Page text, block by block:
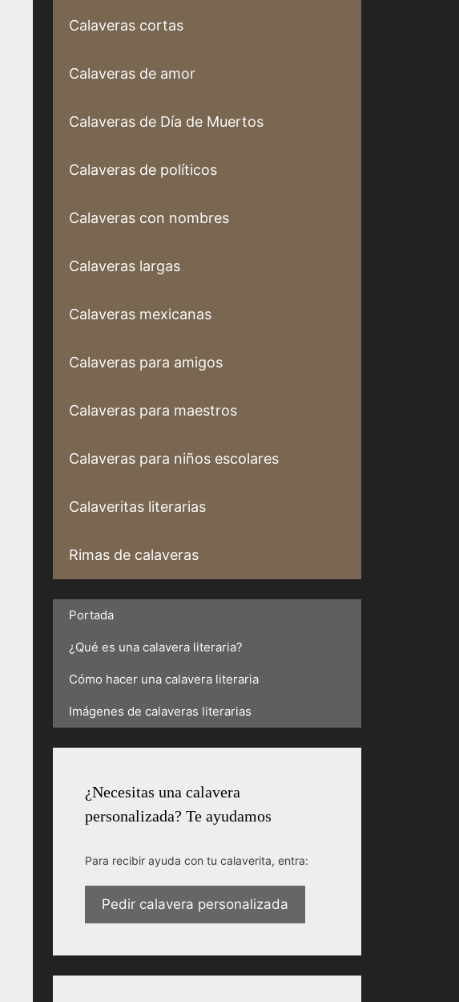
Calaveras cortas
Calaveras de amor
Calaveras de Día de Muertos
Calaveras de políticos
Calaveras con nombres
Calaveras largas
Calaveras mexicanas
Calaveras para amigos
Calaveras para maestros
Calaveras para niños escolares
Calaveritas literarias
Rimas de calaveras
Portada
¿Qué es una calavera literaria?
Cómo hacer una calavera literaria
Imágenes de calaveras literarias
¿Necesitas una calavera
personalizada? Te ayudamos
Para recibir ayuda con tu calaverita, entra:
Pedir calavera personalizada